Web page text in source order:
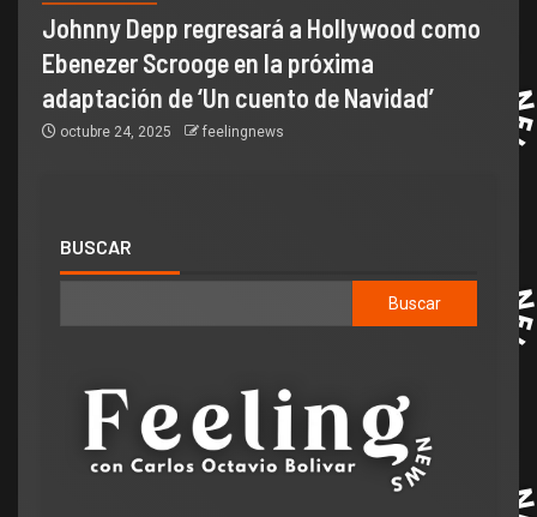
Johnny Depp regresará a Hollywood como
Ebenezer Scrooge en la próxima
adaptación de ‘Un cuento de Navidad’
octubre 24, 2025 feelingnews
BUSCAR
Buscar